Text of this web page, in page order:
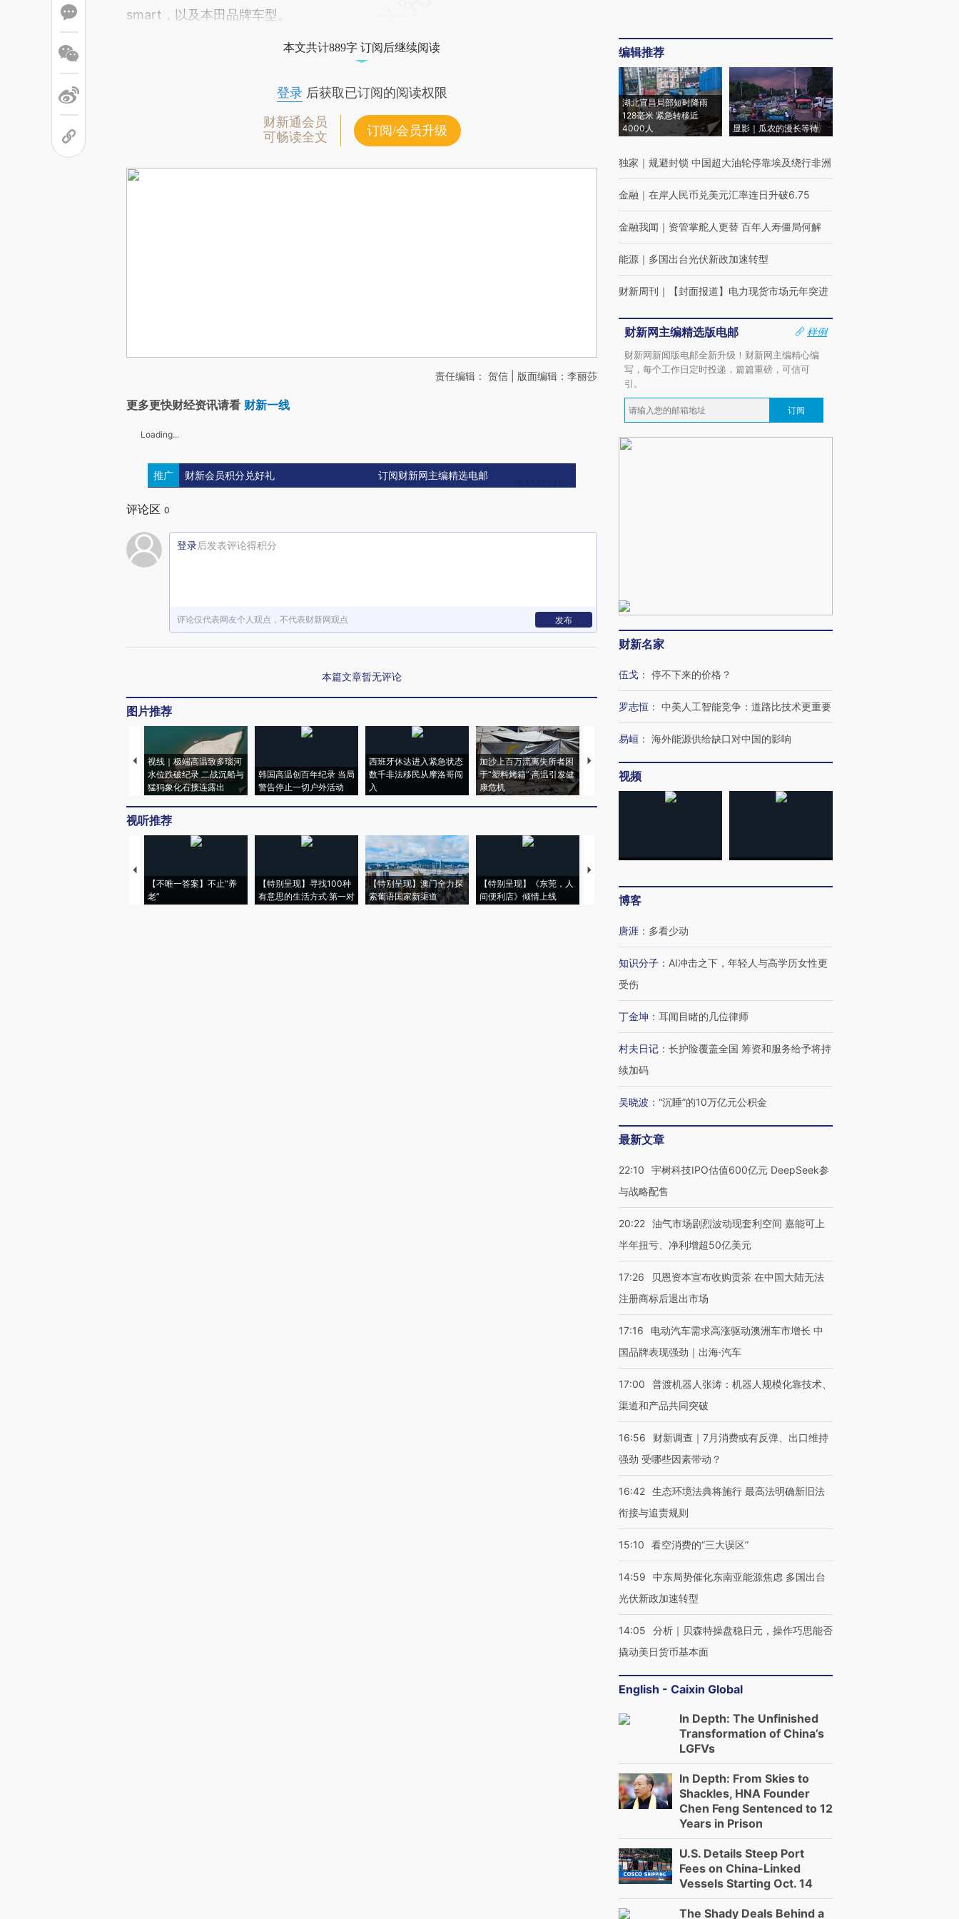
smart，以及本田品牌车型。
本文共计889字 订阅后继续阅读
登录后获取已订阅的阅读权限
财新通会员
可畅读全文
订阅/会员升级
责任编辑： 贺信 | 版面编辑：李丽莎
更多更快财经资讯请看 财新一线
Loading...
推广 财新会员积分兑好礼 订阅财新网主编精选电邮
评论区 0
登录后发表评论得积分
评论仅代表网友个人观点，不代表财新网观点 发布
本篇文章暂无评论
图片推荐
视线｜极端高温致多瑙河
水位跌破纪录 二战沉船与
猛犸象化石接连露出
韩国高温创百年纪录 当局
警告停止一切户外活动
西班牙休达进入紧急状态
数千非法移民从摩洛哥闯
入
加沙上百万流离失所者困
于“塑料烤箱” 高温引发健
康危机
视线｜HYROX的吸金
术：是什么让中产们甘
马航飞行员跨国走私7万
视线｜被称为“蟑螂”的印
视听推荐
【不唯一答案】不止“养
老”
【特别呈现】寻找100种
有意思的生活方式·第一对
【特别呈现】澳门全力探
索葡语国家新渠道
【特别呈现】《东莞，人
间便利店》倾情上线
【推广】走进第四届链博
会，让数智科技“链”接产
【特别呈现】寻找100种
CFO：不靠规模取胜，华
编辑推荐
湖北宜昌局部短时降雨
128毫米 紧急转移近
4000人
显影｜瓜农的漫长等待
独家 ｜ 规避封锁 中国超大油轮停靠埃及绕行非洲
金融 ｜ 在岸人民币兑美元汇率连日升破6.75
金融我闻 ｜ 资管掌舵人更替 百年人寿僵局何解
能源 ｜ 多国出台光伏新政加速转型
财新周刊 ｜ 【封面报道】电力现货市场元年突进
财新网主编精选版电邮
样例
财新网新闻版电邮全新升级！财新网主编精心编
写，每个工作日定时投递，篇篇重磅，可信可
引。
订阅
财新名家
伍戈 ： 停不下来的价格？
罗志恒 ： 中美人工智能竞争：道路比技术更重要
易峘 ： 海外能源供给缺口对中国的影响
视频
博客
唐涯 ： 多看少动
知识分子 ： AI冲击之下，年轻人与高学历女性更
受伤
丁金坤 ： 耳闻目睹的几位律师
村夫日记 ： 长护险覆盖全国 筹资和服务给予将持
续加码
吴晓波 ： “沉睡”的10万亿元公积金
最新文章
22:10
宇树科技IPO估值600亿元 DeepSeek参
与战略配售
20:22 油气市场剧烈波动现套利空间 嘉能可上
半年扭亏、净利增超50亿美元
17:26
贝恩资本宣布收购贡茶 在中国大陆无法
注册商标后退出市场
17:16
电动汽车需求高涨驱动澳洲车市增长 中
国品牌表现强劲｜出海·汽车
17:00
普渡机器人张涛：机器人规模化靠技术、
渠道和产品共同突破
16:56
财新调查｜7月消费或有反弹、出口维持
强劲 受哪些因素带动？
16:42 生态环境法典将施行 最高法明确新旧法
衔接与追责规则
15:10 看空消费的“三大误区”
14:59
中东局势催化东南亚能源焦虑 多国出台
光伏新政加速转型
14:05
分析｜贝森特操盘稳日元，操作巧思能否
撬动美日货币基本面
English - Caixin Global
In Depth: The Unfinished
Transformation of China’s
LGFVs
In Depth: From Skies to
Shackles, HNA Founder
Chen Feng Sentenced to 12
Years in Prison
U.S. Details Steep Port
Fees on China-Linked
Vessels Starting Oct. 14
The Shady Deals Behind a